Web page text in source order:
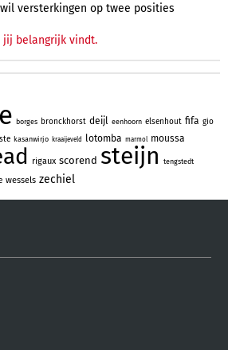
versterkingen op twee posities
jij belangrijk vindt.
borges bronckhorst deijl eenhoorn elsenhout fifa gio
kasanwirjo kraaijeveld lotomba marmol
moussa
rigaux scorend steijn tengstedt
wessels zechiel